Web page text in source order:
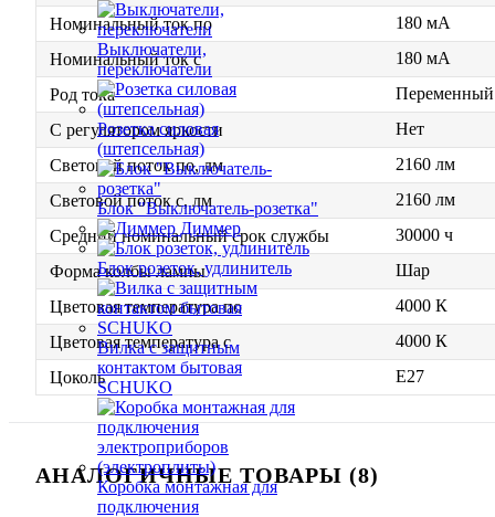
Выключатели,
переключатели
Розетка силовая
(штепсельная)
Блок "Выключатель-розетка"
Диммер
Блок розеток, удлинитель
Вилка с защитным
контактом бытовая
SCHUKO
Коробка монтажная для
подключения
Номинальный ток по
180 мА
Номинальный ток с
180 мА
Род тока
С регулятором яркости
Нет
Световой поток по, лм
2160 лм
Световой поток с, лм
2160 лм
Средний номинальный срок службы
30000 ч
Форма колбы лампы
Шар
Цветовая температура по
4000 К
Цветовая температура с
4000 К
Цоколь
E27
АНАЛОГИЧНЫЕ ТОВАРЫ (8)